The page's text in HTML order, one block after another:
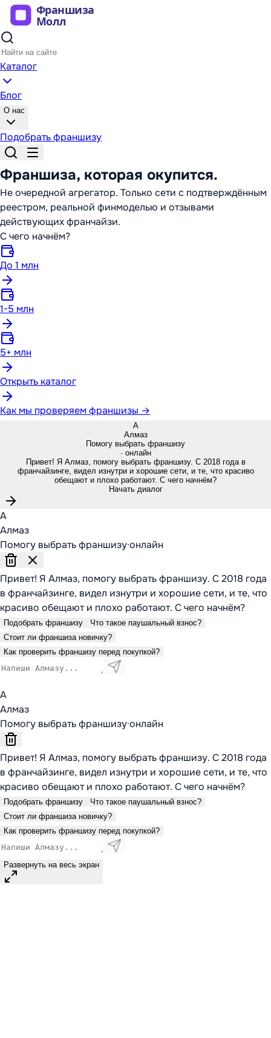
Каталог
Блог
О нас
Подобрать франшизу
Франшиза, которая окупится.
Не очередной агрегатор. Только сети с подтверждённым
реестром, реальной финмоделью и отзывами
действующих франчайзи.
С чего начнём?
До 1 млн
1-5 млн
5+ млн
Открыть каталог
Как мы проверяем франшизы →
А
Алмаз
Помогу выбрать франшизу
· онлайн
Привет! Я Алмаз, помогу выбрать франшизу. С 2018 года в
франчайзинге, видел изнутри и хорошие сети, и те, что красиво
обещают и плохо работают. С чего начнём?
Начать диалог
А
Алмаз
Помогу выбрать франшизу·онлайн
Привет! Я Алмаз, помогу выбрать франшизу. С 2018 года
в франчайзинге, видел изнутри и хорошие сети, и те, что
красиво обещают и плохо работают. С чего начнём?
Подобрать франшизу
Что такое паушальный взнос?
Стоит ли франшиза новичку?
Как проверить франшизу перед покупкой?
А
Алмаз
Помогу выбрать франшизу·онлайн
Привет! Я Алмаз, помогу выбрать франшизу. С 2018 года
в франчайзинге, видел изнутри и хорошие сети, и те, что
красиво обещают и плохо работают. С чего начнём?
Подобрать франшизу
Что такое паушальный взнос?
Стоит ли франшиза новичку?
Как проверить франшизу перед покупкой?
Развернуть на весь экран